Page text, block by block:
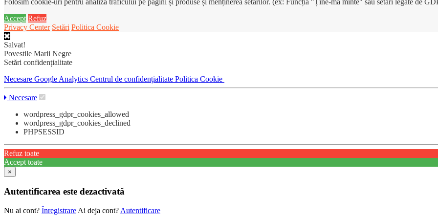
Folosim cookie-uri pentru analiza traficului pe pagini și produse și menținerea setărilor. (ex: Funcția "Ține-mă minte" sau setări legate de
Accept Refuz
Privacy Center Setări Politica Cookie
Salvat!
Povestile Marii Negre
Setări confidențialitate
Necesare Google Analytics Centrul de confidențialitate Politica Cookie
Necesare
wordpress_gdpr_cookies_allowed
wordpress_gdpr_cookies_declined
PHPSESSID
Refuz toate
Accept toate
×
Autentificarea este dezactivată
Nu ai cont? Înregistrare Ai deja cont? Autentificare